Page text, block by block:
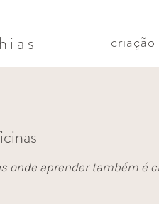
criação
onde aprender também é